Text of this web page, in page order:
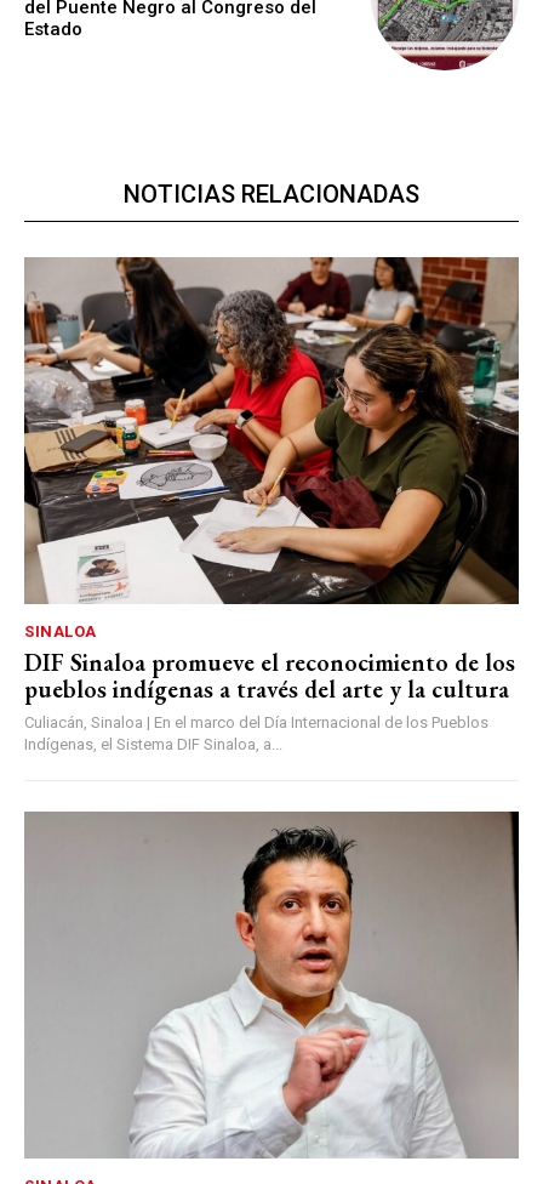
del Puente Negro al Congreso del
Estado
NOTICIAS RELACIONADAS
SINALOA
DIF Sinaloa promueve el reconocimiento de los
pueblos indígenas a través del arte y la cultura
Culiacán, Sinaloa | En el marco del Día Internacional de los Pueblos
Indígenas, el Sistema DIF Sinaloa, a...